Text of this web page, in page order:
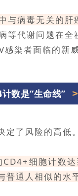
与病毒无关的肝
等代谢问题在全
染者面临的新威
计数是“生命线”
了风险的高低。
CD4+细胞计数
通人相似的水